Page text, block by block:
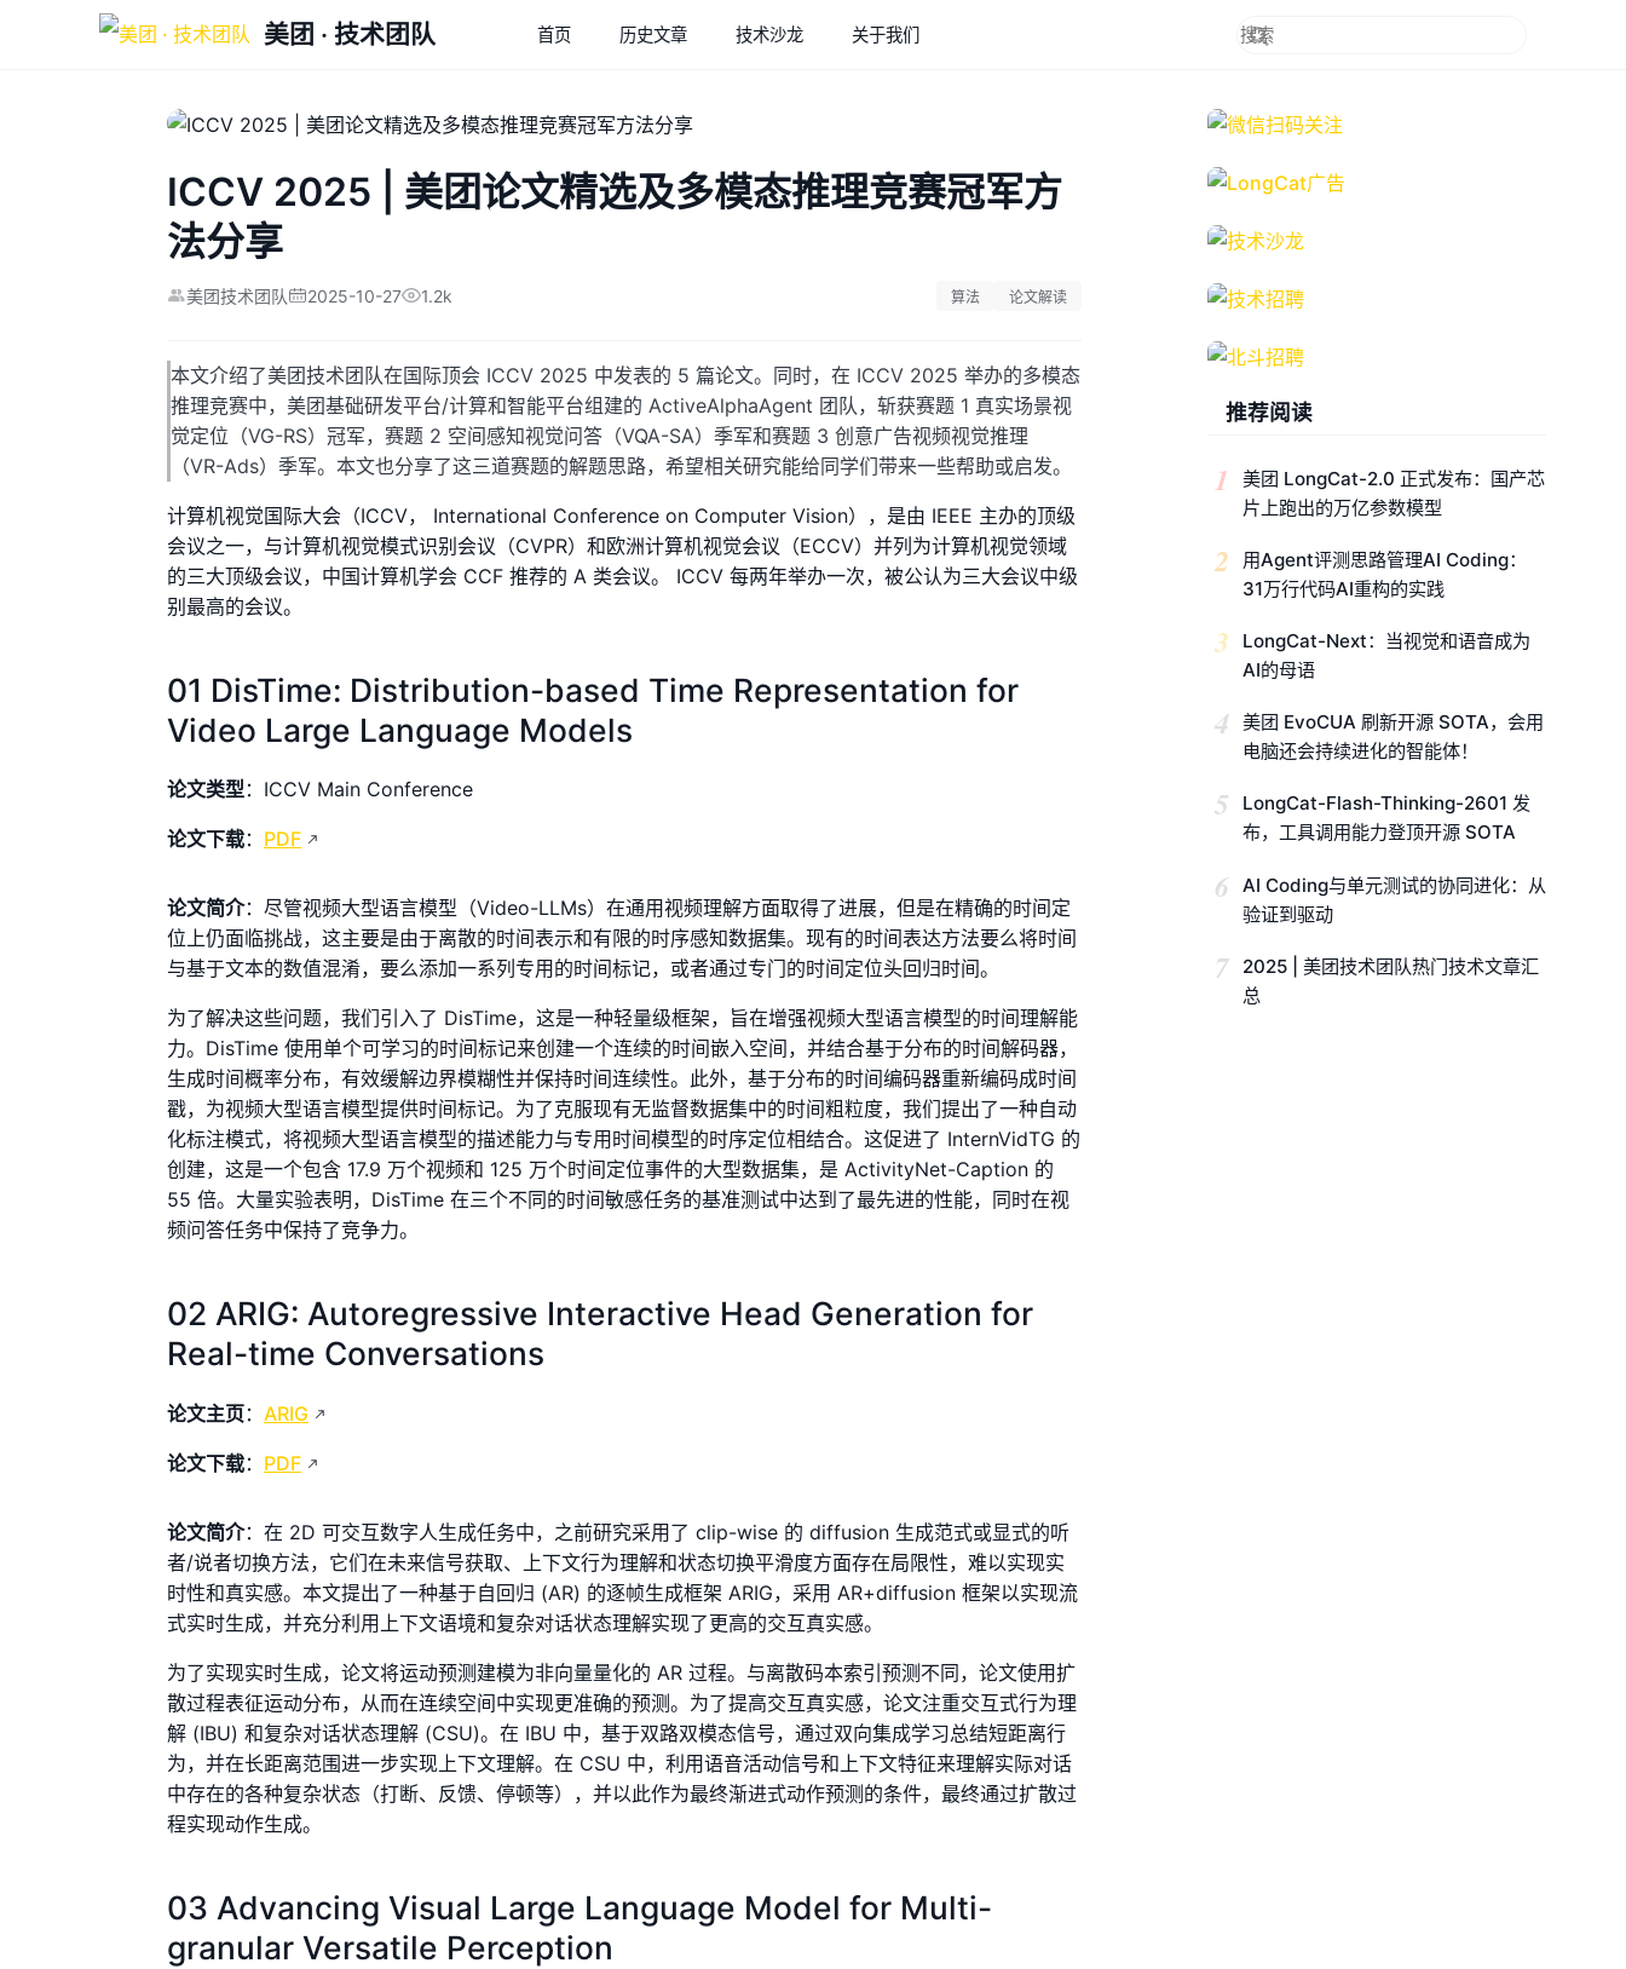
美团 · 技术团队 首页 历史文章 技术沙龙 关于我们
ICCV 2025 | 美团论文精选及多模态推理竞赛冠军方
法分享
美团技术团队 2025-10-27 1.2k 算法 论文解读
本文介绍了美团技术团队在国际顶会 ICCV 2025 中发表的 5 篇论文。同时，在 ICCV 2025 举办的多模态
推理竞赛中，美团基础研发平台/计算和智能平台组建的 ActiveAlphaAgent 团队，斩获赛题 1 真实场景视
觉定位（VG-RS）冠军，赛题 2 空间感知视觉问答（VQA-SA）季军和赛题 3 创意广告视频视觉推理
（VR-Ads）季军。本文也分享了这三道赛题的解题思路，希望相关研究能给同学们带来一些帮助或启发。
计算机视觉国际大会（ICCV， International Conference on Computer Vision），是由 IEEE 主办的顶级
会议之一，与计算机视觉模式识别会议（CVPR）和欧洲计算机视觉会议（ECCV）并列为计算机视觉领域
的三大顶级会议，中国计算机学会 CCF 推荐的 A 类会议。 ICCV 每两年举办一次，被公认为三大会议中级
别最高的会议。
01 DisTime: Distribution-based Time Representation for
Video Large Language Models
论文类型：ICCV Main Conference
论文下载： PDF
论文简介：尽管视频大型语言模型（Video-LLMs）在通用视频理解方面取得了进展，但是在精确的时间定
位上仍面临挑战，这主要是由于离散的时间表示和有限的时序感知数据集。现有的时间表达方法要么将时间
与基于文本的数值混淆，要么添加一系列专用的时间标记，或者通过专门的时间定位头回归时间。
为了解决这些问题，我们引入了 DisTime，这是一种轻量级框架，旨在增强视频大型语言模型的时间理解能
力。DisTime 使用单个可学习的时间标记来创建一个连续的时间嵌入空间，并结合基于分布的时间解码器，
生成时间概率分布，有效缓解边界模糊性并保持时间连续性。此外，基于分布的时间编码器重新编码成时间
戳，为视频大型语言模型提供时间标记。为了克服现有无监督数据集中的时间粗粒度，我们提出了一种自动
化标注模式，将视频大型语言模型的描述能力与专用时间模型的时序定位相结合。这促进了 InternVidTG 的
创建，这是一个包含 17.9 万个视频和 125 万个时间定位事件的大型数据集，是 ActivityNet-Caption 的
55 倍。大量实验表明，DisTime 在三个不同的时间敏感任务的基准测试中达到了最先进的性能，同时在视
频问答任务中保持了竞争力。
02 ARIG: Autoregressive Interactive Head Generation for
Real-time Conversations
论文主页： ARIG
论文下载： PDF
论文简介：在 2D 可交互数字人生成任务中，之前研究采用了 clip-wise 的 diffusion 生成范式或显式的听
者/说者切换方法，它们在未来信号获取、上下文行为理解和状态切换平滑度方面存在局限性，难以实现实
时性和真实感。本文提出了一种基于自回归 (AR) 的逐帧生成框架 ARIG，采用 AR+diffusion 框架以实现流
式实时生成，并充分利用上下文语境和复杂对话状态理解实现了更高的交互真实感。
为了实现实时生成，论文将运动预测建模为非向量量化的 AR 过程。与离散码本索引预测不同，论文使用扩
散过程表征运动分布，从而在连续空间中实现更准确的预测。为了提高交互真实感，论文注重交互式行为理
解 (IBU) 和复杂对话状态理解 (CSU)。在 IBU 中，基于双路双模态信号，通过双向集成学习总结短距离行
为，并在长距离范围进一步实现上下文理解。在 CSU 中，利用语音活动信号和上下文特征来理解实际对话
中存在的各种复杂状态（打断、反馈、停顿等），并以此作为最终渐进式动作预测的条件，最终通过扩散过
程实现动作生成。
03 Advancing Visual Large Language Model for Multi-
granular Versatile Perception
推荐阅读
1
美团 LongCat-2.0 正式发布：国产芯
片上跑出的万亿参数模型
2
用Agent评测思路管理AI Coding：
31万行代码AI重构的实践
3
LongCat-Next：当视觉和语音成为
AI的母语
4 美团 EvoCUA 刷新开源 SOTA，会用
电脑还会持续进化的智能体！
5
LongCat-Flash-Thinking-2601 发
布，工具调用能力登顶开源 SOTA
6
AI Coding与单元测试的协同进化：从
验证到驱动
7
2025 | 美团技术团队热门技术文章汇
总